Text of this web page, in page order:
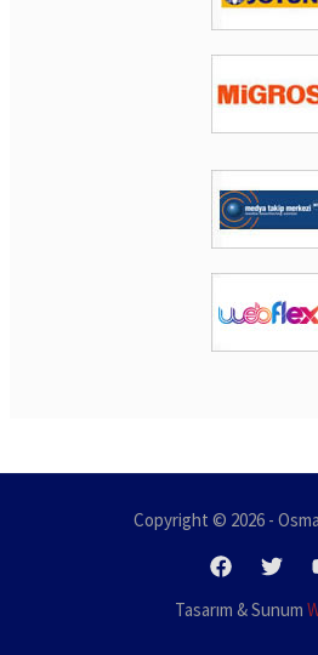
Copyright © 2026 -
Tasarım & Sunum